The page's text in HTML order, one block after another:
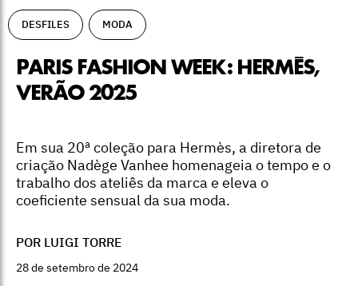
DESFILES MODA
PARIS FASHION WEEK: HERMÈS,
VERÃO 2025
Em sua 20ª coleção para Hermès, a diretora de
criação Nadège Vanhee homenageia o tempo e o
trabalho dos ateliês da marca e eleva o
coeficiente sensual da sua moda.
POR LUIGI TORRE
28 de setembro de 2024